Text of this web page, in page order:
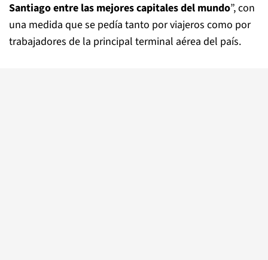
Santiago entre las mejores capitales del mundo”, con
una medida que se pedía tanto por viajeros como por
trabajadores de la principal terminal aérea del país.